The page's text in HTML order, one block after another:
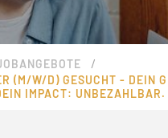
/
(M/W/D) GESUCHT - DEIN
IMPACT: UNBEZAHLBAR.